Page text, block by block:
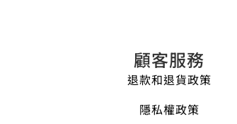
顧客服務
退款和退貨政策
隱私權政策